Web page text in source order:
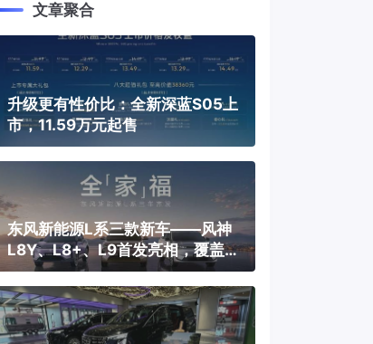
文章聚合
升级更有性价比：全新深蓝S05上
市，11.59万元起售
东风新能源L系三款新车——风神
L8Y、L8+、L9首发亮相，覆盖纯
电、插混、增程三种动力